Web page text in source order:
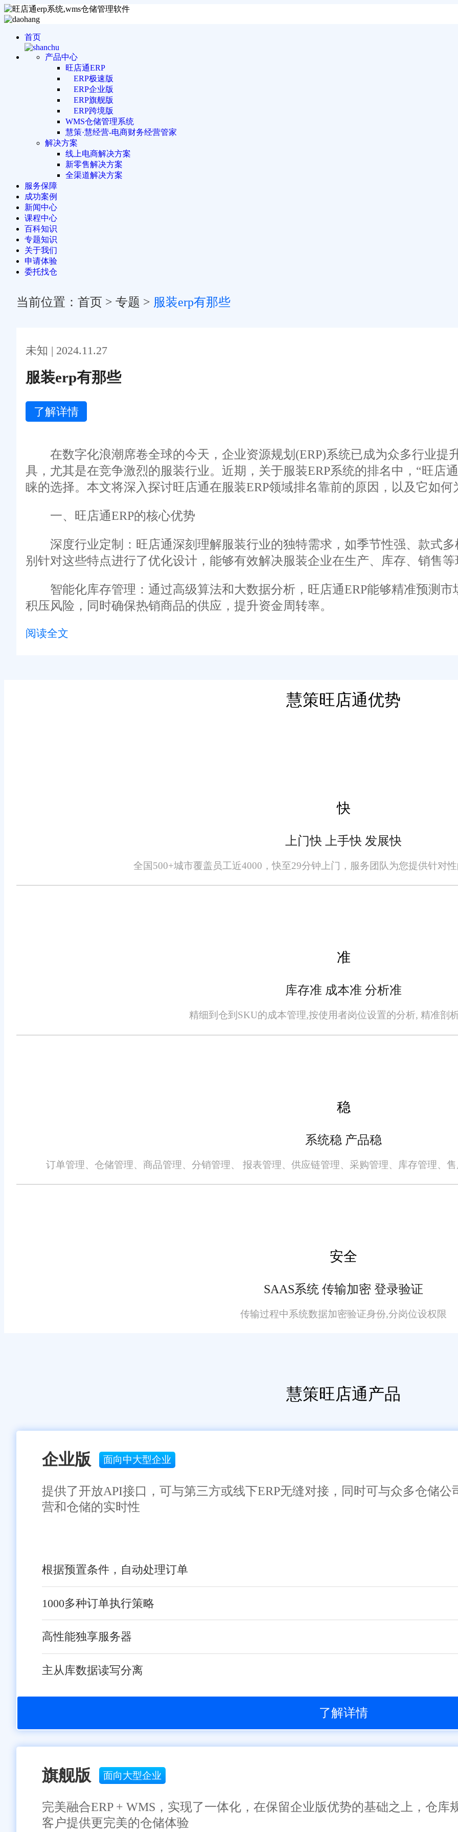
首页
产品中心
旺店通ERP
ERP极速版
ERP企业版
ERP旗舰版
ERP跨境版
WMS仓储管理系统
慧策·慧经营-电商财务经营管家
解决方案
线上电商解决方案
新零售解决方案
全渠道解决方案
服务保障
成功案例
新闻中心
课程中心
百科知识
专题知识
关于我们
申请体验
委托找仓
当前位置： 首页 > 专题 > 服装erp有那些
未知 | 2024.11.27
服装erp有那些
了解详情
在数字化浪潮席卷全球的今天，企业资源规划(ERP)系统已成为众多行业提
具，尤其是在竞争激烈的服装行业。近期，关于服装ERP系统的排名中，“旺店
睐的选择。本文将深入探讨旺店通在服装ERP领域排名靠前的原因，以及它如何
一、旺店通ERP的核心优势
深度行业定制：旺店通深刻理解服装行业的独特需求，如季节性强、款式多
别针对这些特点进行了优化设计，能够有效解决服装企业在生产、库存、销售等
智能化库存管理：通过高级算法和大数据分析，旺店通ERP能够精准预测市
积压风险，同时确保热销商品的供应，提升资金周转率。
全渠道整合能力：随着线上线下融合趋势的加剧，旺店通ERP支持多渠道销
略，实施个性化促销活动，吸引顾客，提高销售额。
提升运营效率：自动化流程和智能化管理显著提高了企业的运营效率，减少
创新精神。通过提供一站式、定制化的解决方案，旺店通帮助服装企业在复杂
实现了业务的快速增长和转型升级。未来，随着技术的不断进步和市场需求的变
的数字化变革，助力更多企业迈向成功。
识、广告、商标、域名等，除特别标明外，均来源于网络，知识产权归原作者或原出处所有。任何单位或个人认为本网站中的网页或链接内容可能存在不实内
阅读全文
慧策旺店通优势
快
上门快 上手快 发展快
全国500+城市覆盖员工近4000，快至29分钟上门，服务团队为您提供针对
准
库存准 成本准 分析准
精细到仓到SKU的成本管理,按使用者岗位设置的分析, 精准剖
稳
系统稳 产品稳
订单管理、仓储管理、商品管理、分销管理、 报表管理、供应链管理、采购管理、库存管理、
安全
SAAS系统 传输加密 登录验证
传输过程中系统数据加密验证身份,分岗位设权限
慧策旺店通产品
企业版 面向中大型企业
提供了开放API接口，可与第三方或线下ERP无缝对接，同时可与众多仓储
营和仓储的实时性
根据预置条件，自动处理订单
1000多种订单执行策略
高性能独享服务器
主从库数据读写分离
了解详情
旗舰版 面向大型企业
完美融合ERP + WMS，实现了一体化，在保留企业版优势的基础之上，仓库
客户提供更完美的仓储体验